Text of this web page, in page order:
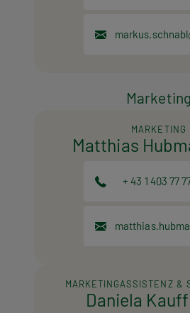
Marketing
MARKETING
Matthias
+ 43 1 403 77
MARKETINGASSISTENZ &
Daniela